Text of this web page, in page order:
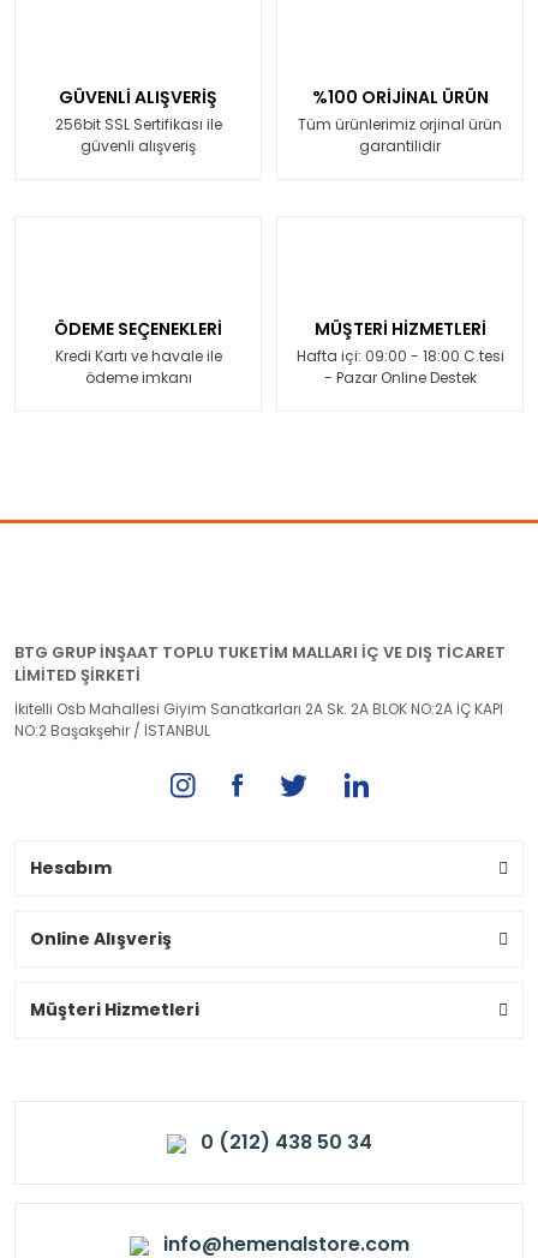
GÜVENLİ ALIŞVERİŞ
256bit SSL Sertifikası ile
güvenli alışveriş
%100 ORİJİNAL ÜRÜN
Tüm ürünlerimiz orjinal ürün
garantilidir
ÖDEME SEÇENEKLERİ
Kredi Kartı ve havale ile
ödeme imkanı
MÜŞTERİ HİZMETLERİ
Hafta içi: 09:00 - 18:00 C.tesi
- Pazar Online Destek
BTG GRUP İNŞAAT TOPLU TUKETİM MALLARI İÇ VE DIŞ TİCARET
LİMİTED ŞİRKETİ
İkitelli Osb Mahallesi Giyim Sanatkarları 2A Sk. 2A BLOK NO:2A İÇ KAPI
NO:2 Başakşehir / İSTANBUL
Hesabım
Online Alışveriş
Müşteri Hizmetleri
0 (212) 438 50 34
info@hemenalstore.com